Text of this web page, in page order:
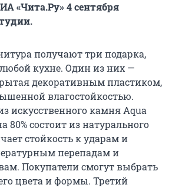
«Чита.Ру» 4 сентября
получают три подарка,
кухне. Один из них —
декоративным пластиком,
влагостойкостью.
искусственного камня Aqua
80% состоит из натурального
стойкость к ударам и
перепадам и
Покупатели смогут выбрать
цвета и формы. Третий